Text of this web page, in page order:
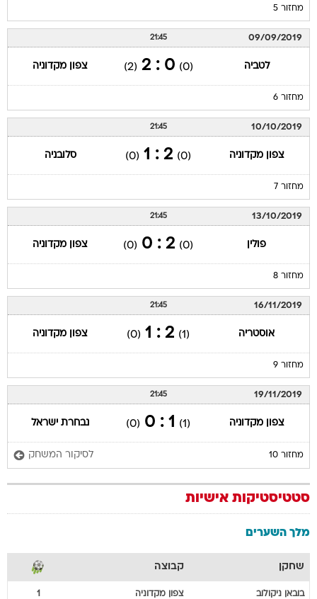
מחזור 5
09/09/2019
21:45
לטביה (0)
0 : 2
(2) צפון מקדוניה
מחזור 6
10/10/2019
21:45
צפון מקדוניה (0)
2 : 1
(0) סלובניה
מחזור 7
13/10/2019
21:45
פולין (0)
2 : 0
(0) צפון מקדוניה
מחזור 8
16/11/2019
21:45
אוסטריה (1)
2 : 1
(0) צפון מקדוניה
מחזור 9
19/11/2019
21:45
צפון מקדוניה (1)
1 : 0
(0) נבחרת ישראל
מחזור 10 לסיקור המשחק
סטטיסטיקות אישיות
מלך השערים
שחקן קבוצה
בובאן ניקולוב צפון מקדוניה 1